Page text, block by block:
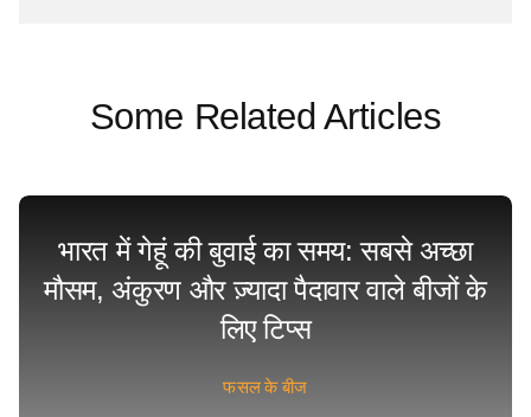
Some Related Articles
भारत में गेहूं की बुवाई का समय: सबसे अच्छा
मौसम, अंकुरण और ज़्यादा पैदावार वाले बीजों के
लिए टिप्स
फसल के बीज